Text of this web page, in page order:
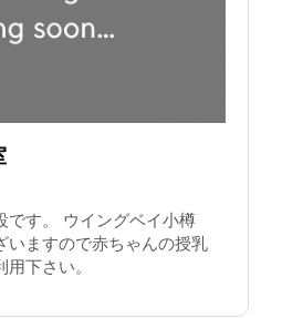
です。 ウイングベイ小樽
いますので赤ちゃんの授乳
下さい。